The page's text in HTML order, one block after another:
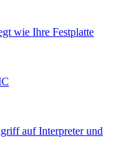
wie Ihre Festplatte
auf Interpreter und